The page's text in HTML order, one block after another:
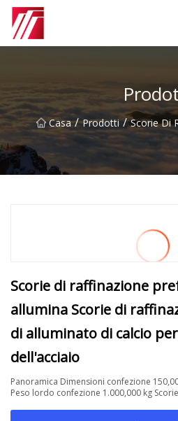
Casa / Prodotti / Scorie Di
Scorie di raffinazione
allumina Scorie di
di alluminato di calcio
dell'acciaio
Panoramica Dimensioni confezione
Peso lordo confezione 1.000,000 kg